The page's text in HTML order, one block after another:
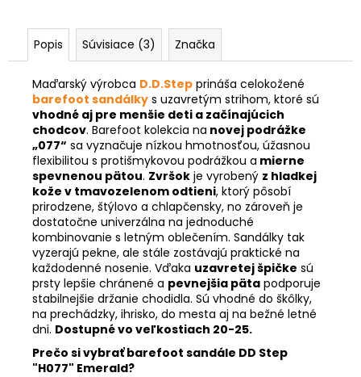
Popis Súvisiace (3) Značka
Maďarský výrobca D.D.Step prináša celokožené
barefoot sandálky s uzavretým strihom, ktoré sú
vhodné aj pre menšie deti a začínajúcich
chodcov. Barefoot kolekcia na novej podrážke
„077“ sa vyznačuje nízkou hmotnosťou, úžasnou
flexibilitou s protišmykovou podrážkou a mierne
spevnenou pätou. Zvršok je vyrobený z hladkej
kože v tmavozelenom odtieni, ktorý pôsobí
prirodzene, štýlovo a chlapčensky, no zároveň je
dostatočne univerzálna na jednoduché
kombinovanie s letným oblečením. Sandálky tak
vyzerajú pekne, ale stále zostávajú praktické na
každodenné nosenie. Vďaka uzavretej špičke sú
prsty lepšie chránené a pevnejšia päta podporuje
stabilnejšie držanie chodidla. Sú vhodné do škôlky,
na prechádzky, ihrisko, do mesta aj na bežné letné
dni. Dostupné vo veľkostiach 20-25.
Prečo si vybrať barefoot sandále DD Step
"H077" Emerald?